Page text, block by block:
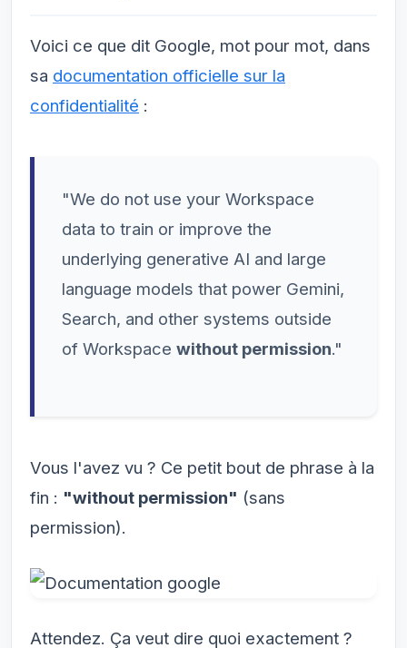
Voici ce que dit Google, mot pour mot, dans
sa documentation officielle sur la
confidentialité :
"We do not use your Workspace
data to train or improve the
underlying generative AI and large
language models that power Gemini,
Search, and other systems outside
of Workspace without permission."
Vous l'avez vu ? Ce petit bout de phrase à la
fin : "without permission" (sans
permission).
Attendez. Ça veut dire quoi exactement ?